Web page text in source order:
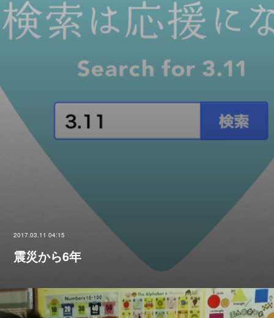
2017.03.11 04:15
震災から6年